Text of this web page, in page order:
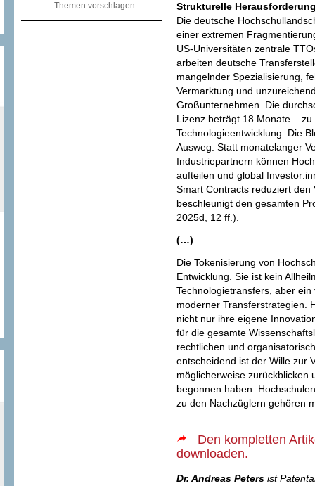
Themen vorschlagen
Strukturelle
Die deutsche
einer extremen
US-Universitäten zentrale
arbeiten deutsche
mangelnder Spezialisierung,
Vermarktung und
Großunternehmen. Die
Lizenz beträgt 18 Monate –
Technologieentwicklung. Die
Ausweg: Statt monatelanger
Industriepartnern können
aufteilen und global
Smart Contracts reduziert
beschleunigt den gesamten
2025d, 12 ff.).
(…)
Die Tokenisierung von
Entwicklung. Sie ist kein
Technologietransfers, aber
moderner Transferstrategien.
nicht nur ihre eigene
für die gesamte
rechtlichen und
entscheidend ist der Wille zur
möglicherweise zurückblicken
begonnen haben.
zu den Nachzüglern gehören
Den kompletten
downloaden.
Dr. Andreas Peters ist